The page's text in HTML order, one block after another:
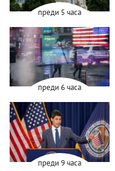
преди 5 часа
преди 6 часа
преди 9 часа